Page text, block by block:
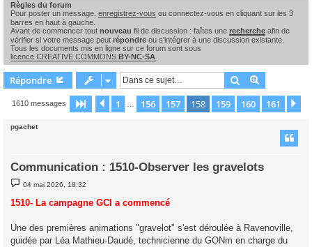
Règles du forum
Pour poster un message, enregistrez-vous ou connectez-vous en cliquant sur les 3
barres en haut à gauche.
Avant de commencer tout nouveau fil de discussion : faîtes une recherche afin de
vérifier si votre message peut répondre ou s'intégrer à une discussion existante.
Tous les documents mis en ligne sur ce forum sont sous
licence CREATIVE COMMONS BY-NC-SA
Répondre Rechercher
1610 messages Page 158 sur161
Précédente
1 156 157 158 159 160 161
pgachet
Communication : 1510-Observer les gravelots
M
e
s
s
e
04 mai 2026, 18:32
1510- La campagne GCI a commencé
Une des premières animations "gravelot" s'est déroulée à Ravenoville,
guidée par Léa Mathieu-Daudé, technicienne du GONm en charge du